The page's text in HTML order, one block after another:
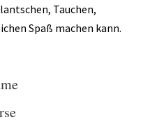
Tauchen,
Spaß machen kann.